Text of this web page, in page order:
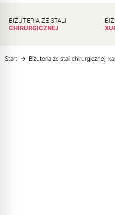
BIŻUTERIA ZE STALI
CHIRURGICZNEJ
Start Biżuteria ze stali chirurgicznej,